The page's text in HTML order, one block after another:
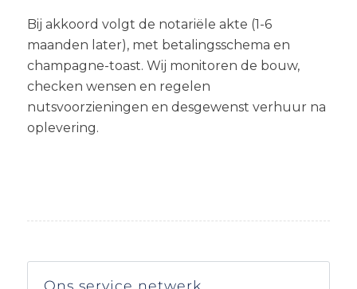
Bij akkoord volgt de notariële akte (1-6
maanden later), met betalingsschema en
champagne-toast. Wij monitoren de bouw,
checken wensen en regelen
nutsvoorzieningen en desgewenst verhuur na
oplevering.